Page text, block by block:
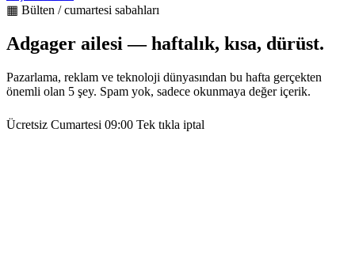
▦ Bülten / cumartesi sabahları
Adgager ailesi — haftalık, kısa, dürüst.
Pazarlama, reklam ve teknoloji dünyasından bu hafta gerçekten
önemli olan 5 şey. Spam yok, sadece okunmaya değer içerik.
Ücretsiz Cumartesi 09:00 Tek tıkla iptal